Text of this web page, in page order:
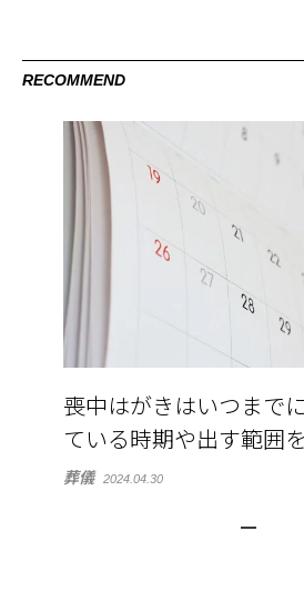
RECOMMEND
喪中はがきはいつまで
ている時期や出す範囲
葬儀 2024.04.30